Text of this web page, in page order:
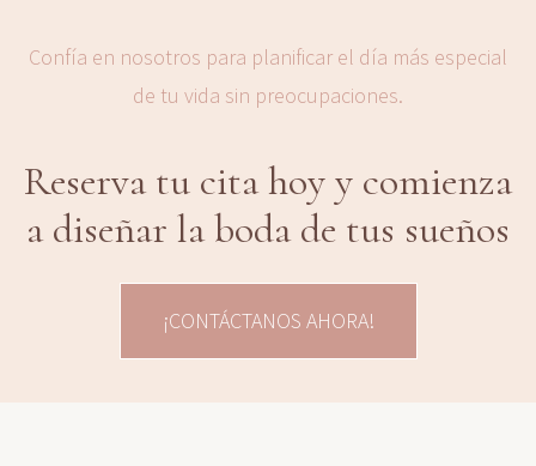
Confía en nosotros para planificar el día más especial
de tu vida sin preocupaciones.
Reserva tu cita hoy y comienza
a diseñar la boda de tus sueños
¡CONTÁCTANOS AHORA!